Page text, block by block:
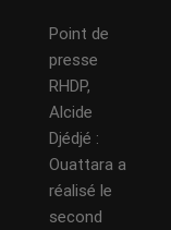
Point de
presse
RHDP,
Alcide
Djédjé :
Ouattara a
réalisé le
second